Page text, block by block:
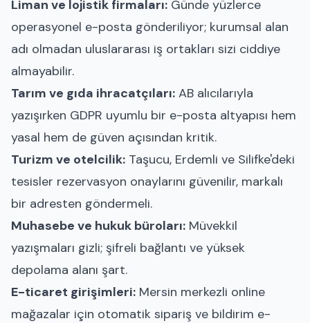
Liman ve lojistik firmaları: Günde yüzlerce
operasyonel e-posta gönderiliyor; kurumsal alan
adı olmadan uluslararası iş ortakları sizi ciddiye
almayabilir.
Tarım ve gıda ihracatçıları: AB alıcılarıyla
yazışırken GDPR uyumlu bir e-posta altyapısı hem
yasal hem de güven açısından kritik.
Turizm ve otelcilik: Taşucu, Erdemli ve Silifke'deki
tesisler rezervasyon onaylarını güvenilir, markalı
bir adresten göndermeli.
Muhasebe ve hukuk büroları: Müvekkil
yazışmaları gizli; şifreli bağlantı ve yüksek
depolama alanı şart.
E-ticaret girişimleri: Mersin merkezli online
mağazalar için otomatik sipariş ve bildirim e-